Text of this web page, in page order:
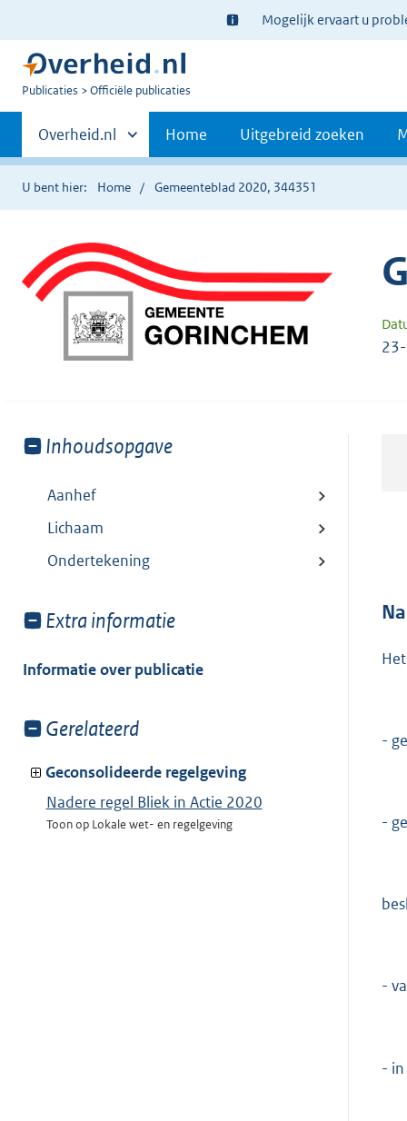
Ter
informatie:
Mogelijk ervaart u
U
Publicaties Officiële publicaties
Primaire
navigatie
Andere
sites
binnen
Overheid.nl Home Uitgebreid zoeken
U bent hier: Home Gemeenteblad 2020, 344351
Toon
van:
Inhoudsopgave
Aanhef
Lichaam
Ondertekening
Toon
van:
Extra informatie
Informatie over publicatie
Toon
van:
Gerelateerd
Geconsolideerde regelgeving
Nadere regel Bliek in Actie 2020
Toon op Lokale wet- en regelgeving
-
-
-
-